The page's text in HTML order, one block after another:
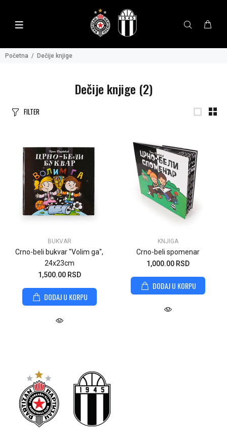
Početna Dečije knjige
Dečije knjige (2)
FILTER
BUKVAR
Crno-beli bukvar "Volim ga",
24x23cm
1,500.00 RSD
DODAJ U KORPU
KNJIGA
Crno-beli spomenar
1,000.00 RSD
DODAJ U KORPU